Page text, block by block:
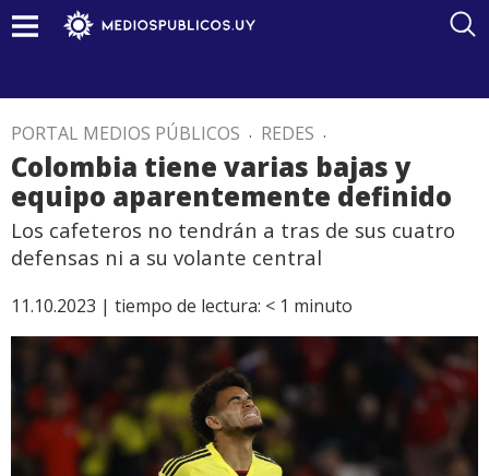
PORTAL MEDIOS PÚBLICOS . REDES .
Colombia tiene varias bajas y
equipo aparentemente definido
Los cafeteros no tendrán a tras de sus cuatro
defensas ni a su volante central
11.10.2023 | tiempo de lectura: < 1 minuto